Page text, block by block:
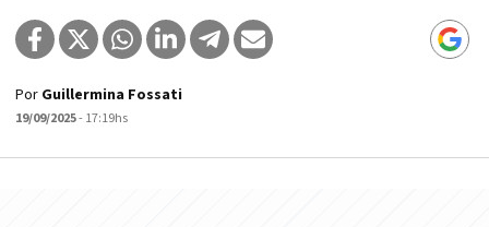
Por Guillermina Fossati
19/09/2025- 17:19hs